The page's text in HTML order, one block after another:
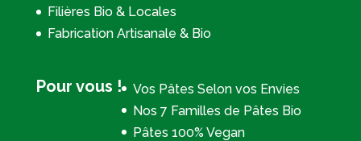
Filières Bio & Locales
Fabrication Artisanale & Bio
Pour vous !
Vos Pâtes Selon vos Envies
Nos 7 Familles de Pâtes Bio
Pâtes 100% Vegan